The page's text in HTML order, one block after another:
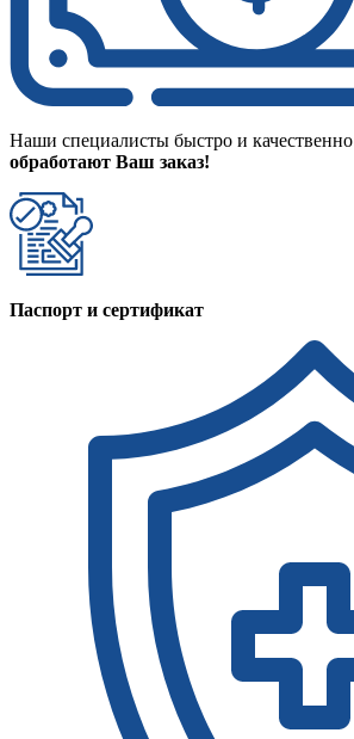
Наши специалисты быстро и качественно
обработают Ваш заказ!
Паспорт и сертификат